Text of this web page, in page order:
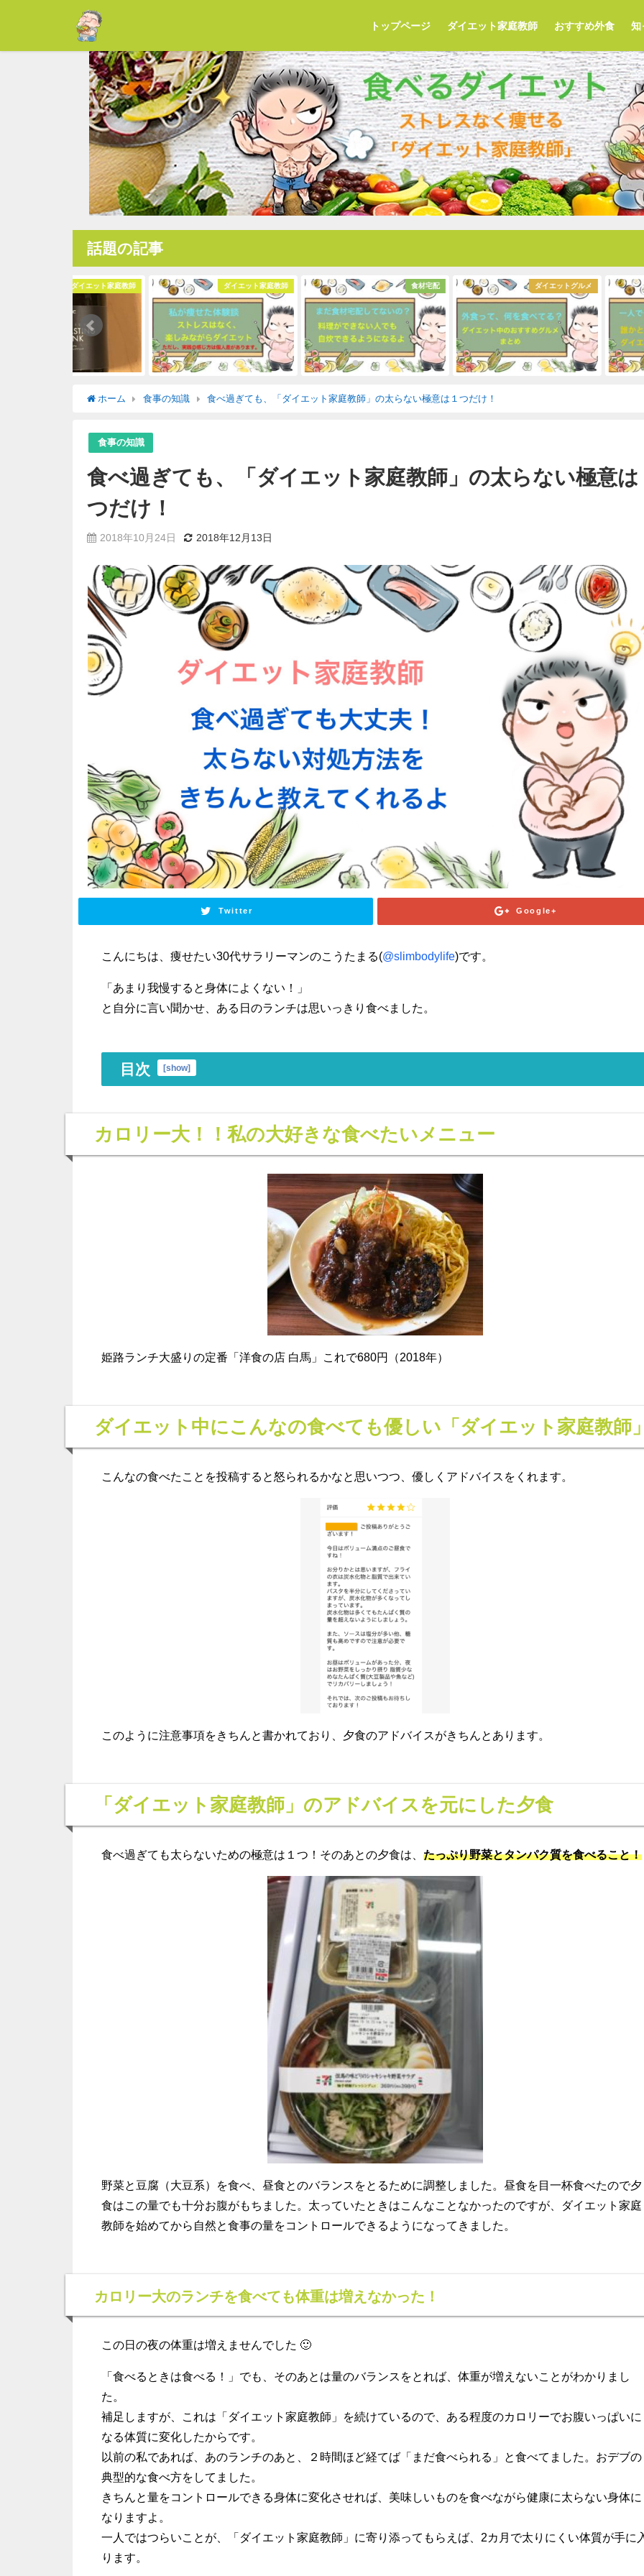
トップページ ダイエット家庭教師 おすすめ外食 知
話題の記事
ダイエット家庭教師 ダイエット家庭教師 食材宅配 ダイエットグルメ
ホーム 食事の知識 食べ過ぎても、「ダイエット家庭教師」の太らない極意は１つだけ！
食事の知識
食べ過ぎても、「ダイエット家庭教師」の太らない極意は
つだけ！
2018年10月24日 2018年12月13日
Twitter Google+
こんにちは、痩せたい30代サラリーマンのこうたまる(@slimbodylife)です。
「あまり我慢すると身体によくない！」
と自分に言い聞かせ、ある日のランチは思いっきり食べました。
目次 [show]
カロリー大！！私の大好きな食べたいメニュー
姫路ランチ大盛りの定番「洋食の店 白馬」これで680円（2018年）
ダイエット中にこんなの食べても優しい「ダイエット家庭教師
こんなの食べたことを投稿すると怒られるかなと思いつつ、優しくアドバイスをくれます。
このように注意事項をきちんと書かれており、夕食のアドバイスがきちんとあります。
「ダイエット家庭教師」のアドバイスを元にした夕食
食べ過ぎても太らないための極意は１つ！そのあとの夕食は、 たっぷり野菜とタンパク質を食べること！
野菜と豆腐（大豆系）を食べ、昼食とのバランスをとるために調整しました。昼食を目一杯食べたので夕
食はこの量でも十分お腹がもちました。太っていたときはこんなことなかったのですが、ダイエット家庭
教師を始めてから自然と食事の量をコントロールできるようになってきました。
カロリー大のランチを食べても体重は増えなかった！
この日の夜の体重は増えませんでした 🙂
「食べるときは食べる！
」でも、そのあとは量のバランスをとれば、体重が増えないことがわかりまし
た。
補足しますが、これは「ダイエット家庭教師」を続けているので、 ある程度のカロリーでお腹いっぱいに
なる体質に変化したからです
以前の私であれば、あのランチのあと、２時間ほど経てば「まだ食べられる」と食べてました。
おデブの
典型的な食べ方をしてました
きちんと量をコントロールできる身体に変化させれば、美味しいものを食べながら健康に太らない身体に
なりますよ。
一人ではつらいことが、「ダイエット家庭教師」に寄り添ってもらえば、2カ月で太りにくい体質が手に
ります